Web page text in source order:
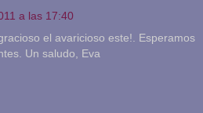
a las 17:40
el avaricioso este!. Esperamos
Un saludo, Eva